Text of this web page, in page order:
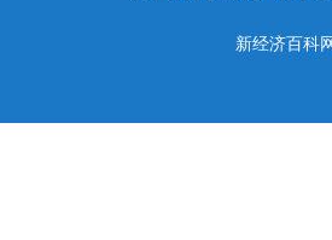
新经济百科